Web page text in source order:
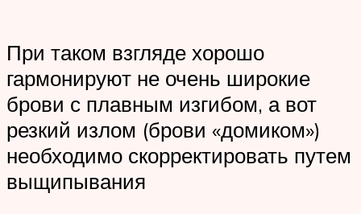
При таком взгляде хорошо
гармонируют не очень широкие
брови с плавным изгибом, а вот
резкий излом (брови «домиком»)
необходимо скорректировать путем
выщипывания